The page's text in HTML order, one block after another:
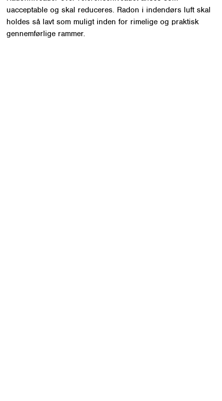
uacceptable og skal reduceres. Radon i indendørs luft skal
holdes så lavt som muligt inden for rimelige og praktisk
gennemførlige rammer.